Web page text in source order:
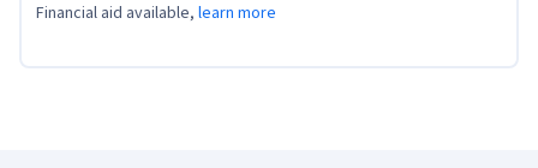
Financial aid available, learn more